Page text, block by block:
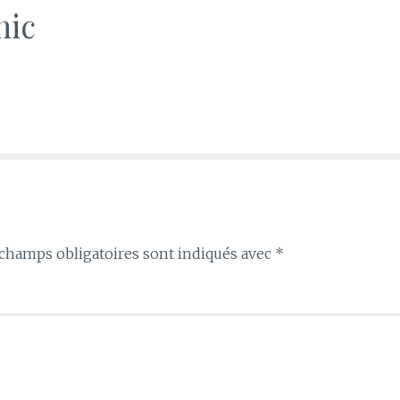
obligatoires sont indiqués avec *